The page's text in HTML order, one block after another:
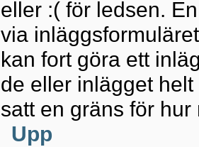
eller :( för ledsen.
via
kan fort göra ett
de eller inlägget
satt en gräns för
Upp